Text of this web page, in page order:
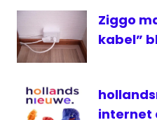
livestream
Grand Prix
VIAPLAY
TV
ziggo
Ziggo
kabel”
internet